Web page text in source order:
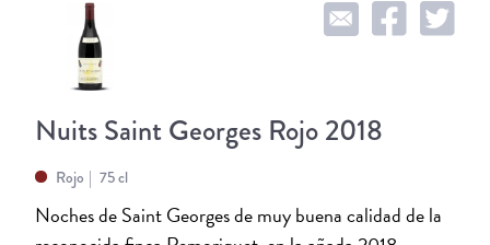
Nuits Saint Georges Rojo 2018
Rojo 75 cl
Noches de Saint Georges de muy buena calidad de la